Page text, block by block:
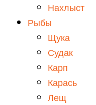
Нахлыст
Рыбы
Щука
Судак
Карп
Карась
Лещ